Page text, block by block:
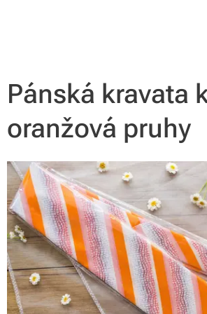
Pánská kravata
oranžová pruhy